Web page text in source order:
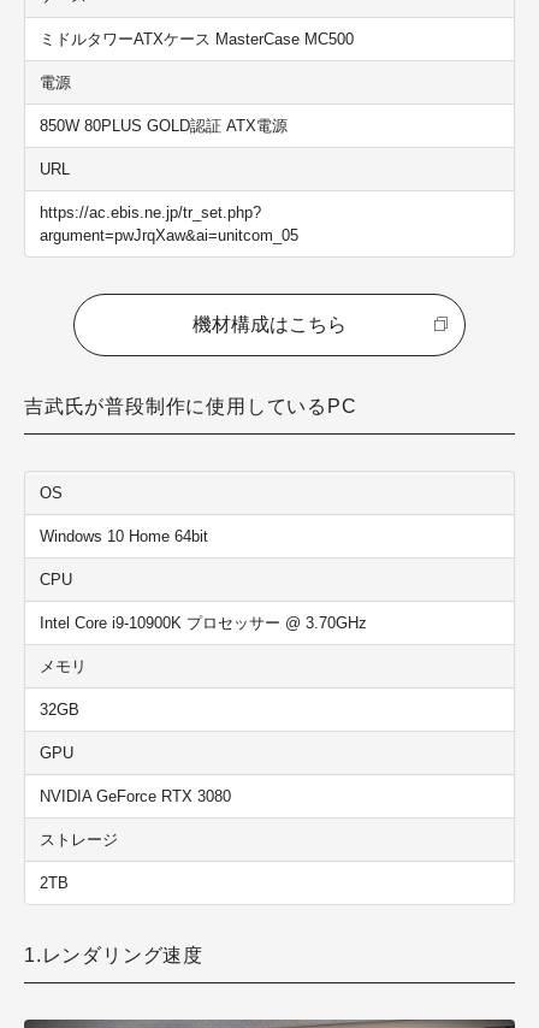
ミドルタワーATXケース MasterCase MC500
電源
850W 80PLUS GOLD認証 ATX電源
URL
https://ac.ebis.ne.jp/tr_set.php?
argument=pwJrqXaw&ai=unitcom_05
機材構成はこちら
吉武氏が普段制作に使用しているPC
OS
Windows 10 Home 64bit
CPU
Intel Core i9-10900K プロセッサー @ 3.70GHz
メモリ
32GB
GPU
NVIDIA GeForce RTX 3080
ストレージ
2TB
1.レンダリング速度